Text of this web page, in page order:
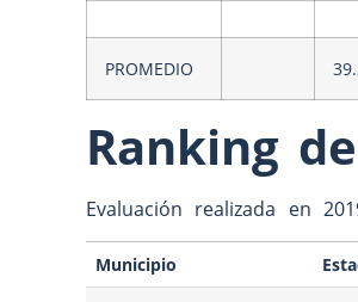
PROMEDIO
Ranking
Evaluación realizada en
Municipio